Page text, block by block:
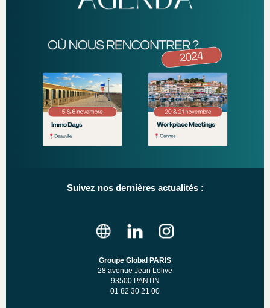
Suivez nos dernières actualités :
Groupe Global PARIS
28 avenue Jean Lolive
93500 PANTIN
01 82 30 21 00